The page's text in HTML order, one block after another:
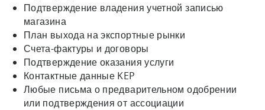
Подтверждение владения учетной записью
магазина
План выхода на экспортные рынки
Счета-фактуры и договоры
Подтверждение оказания услуги
Контактные данные KEP
Любые письма о предварительном одобрении
или подтверждения от ассоциации